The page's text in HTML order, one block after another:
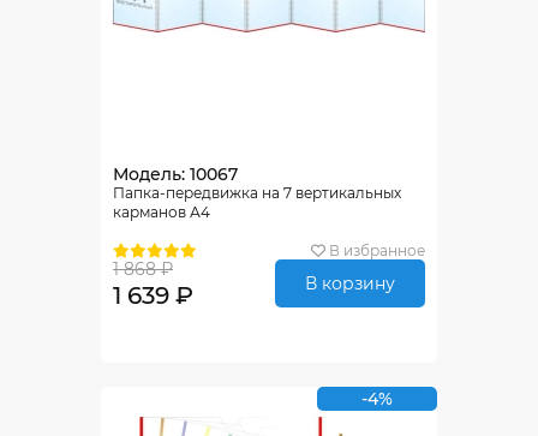
Модель: 10067
Папка-передвижка на 7 вертикальных
карманов А4
В избранное
1 868 ₽
1 639 ₽ В корзину
-4%